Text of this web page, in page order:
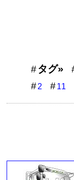
タグ»
2
11